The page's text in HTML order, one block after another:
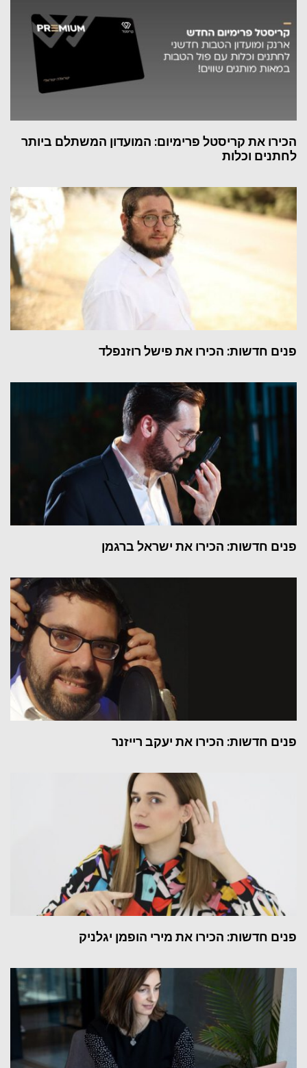
הכירו את קריסטל פרימיום: המועדון המשתלם ביותר
לחתנים וכלות
פנים חדשות: הכירו את פישל רוזנפלד
פנים חדשות: הכירו את ישראל ברגמן
פנים חדשות: הכירו את יעקב רייזנר
פנים חדשות: הכירו את מירי הופמן יגלניק